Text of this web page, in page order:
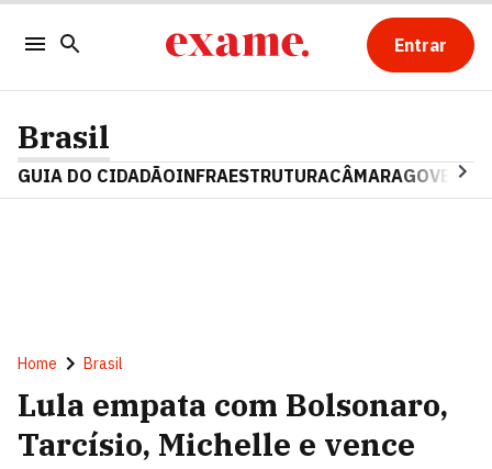
Entrar
Brasil
GUIA DO CIDADÃOINFRAESTRUTURACÂMARAGOVERNO
Home Brasil
Lula empata com Bolsonaro,
Tarcísio, Michelle e vence